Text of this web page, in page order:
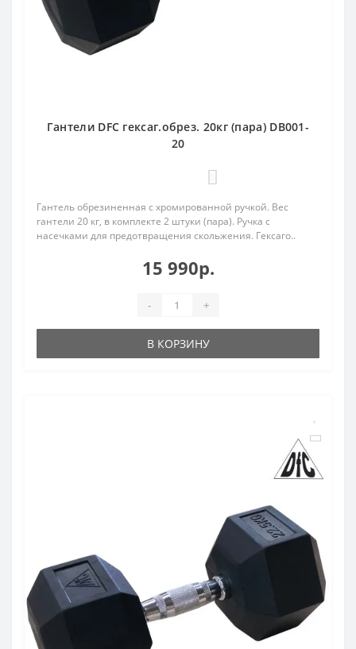
Гантели DFC гексаг.обрез. 20кг (пара) DB001-
20
Гантель обрезиненная с хромированной ручкой. Вес
гантели 20 кг, в комплекте 2 штуки (пара). Ручка с
насечками для предотвращения скольжения. Гексаго..
15 990р.
- +
В КОРЗИНУ